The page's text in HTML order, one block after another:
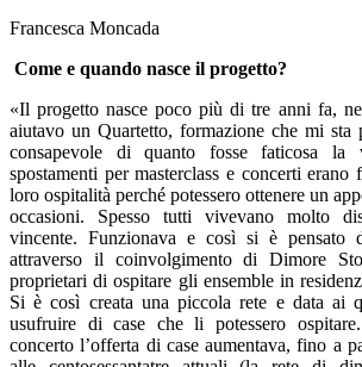
Francesca Moncada
Come e quando nasce il progetto?
«Il progetto nasce poco più di tre anni fa,
aiutavo un Quartetto, formazione che mi sta
consapevole di quanto fosse faticosa
spostamenti per masterclass e concerti
loro ospitalità perché potessero ottenere un
occasioni. Spesso tutti vivevano molto
vincente. Funzionava e così si è pensato
attraverso il coinvolgimento di Dimore
proprietari di ospitare gli ensemble in
Si è così creata una piccola rete e data ai
usufruire di case che li potessero
concerto l’offerta di case aumentava, fino a